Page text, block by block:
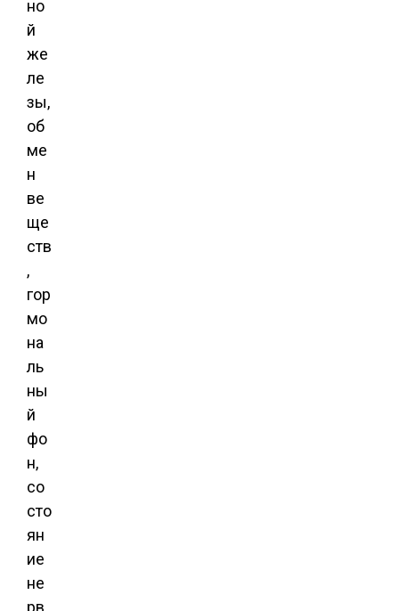
но
й
же
ле
зы,
об
ме
н
ве
ще
ств
,
гор
мо
на
ль
ны
й
фо
н,
со
сто
ян
ие
не
рв